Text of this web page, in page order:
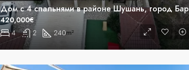
Дом с 4 спальнями в районе Шушань, город Бар
4 2 240m²
420,000€